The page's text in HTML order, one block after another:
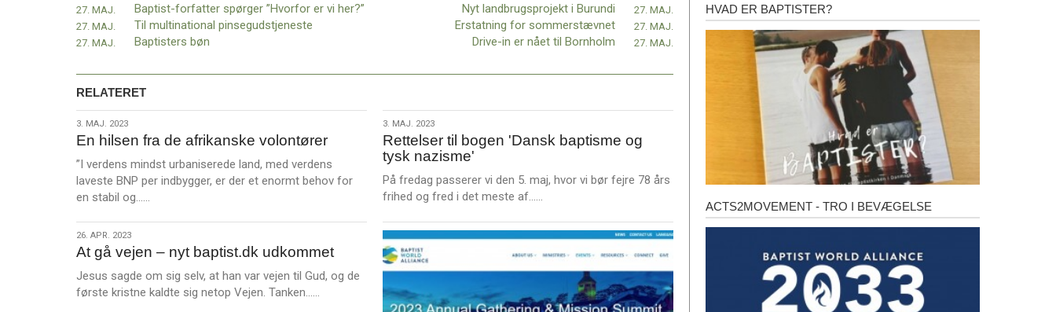
Værktøjskassen
landbrugsprojekt
27. MAJ. Baptist-forfatter spørger ”Hvorfor er vi her?”
27. MAJ. Til multinational pinsegudstjeneste
27. MAJ. Baptisters bøn
Nyt landbrugsprojekt i Burundi 27. MAJ.
Erstatning for sommerstævnet 27. MAJ.
Drive-in er nået til Bornholm 27. MAJ.
RELATERET
3.
maj.
2023
3. MAJ. 2023
En hilsen fra de afrikanske volontører
”I verdens mindst urbaniserede land, med verdens
laveste BNP per indbygger, er der et enormt behov for
en stabil og……
m
r
e
3.
maj.
2023
3. MAJ. 2023
Rettelser til bogen 'Dansk baptisme og
tysk nazisme'
På fredag passerer vi den 5. maj, hvor vi bør fejre 78 års
frihed og fred i det meste af……
s
m
e
e
26.
apr.
2023
26. APR. 2023
At gå vejen – nyt baptist.dk udkommet
Jesus sagde om sig selv, at han var vejen til Gud, og de
første kristne kaldte sig netop Vejen. Tanken……
Hvad
er
baptister?
HVAD ER BAPTISTER?
Acts2Movement
ACTS2MOVEMENT - TRO I BEVÆGELSE